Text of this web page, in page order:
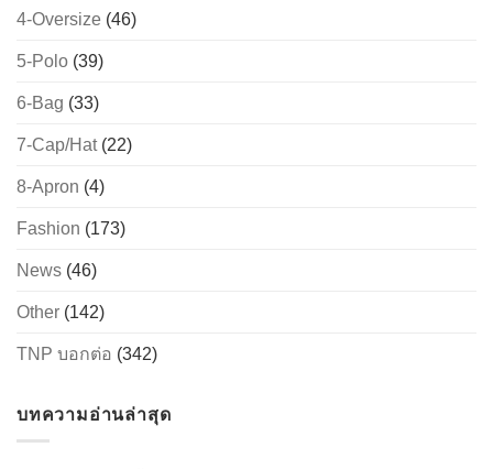
4-Oversize (46)
5-Polo (39)
6-Bag (33)
7-Cap/Hat(22)
8-Apron (4)
Fashion (173)
News (46)
Other (142)
TNP บอกต่อ (342)
บทความอ่านล่าสุด